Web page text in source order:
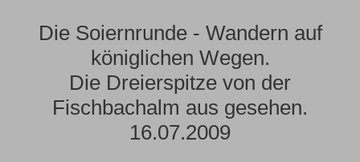
Die Soiernrunde - Wandern auf
königlichen Wegen.
Die Dreierspitze von der
Fischbachalm aus gesehen.
16.07.2009